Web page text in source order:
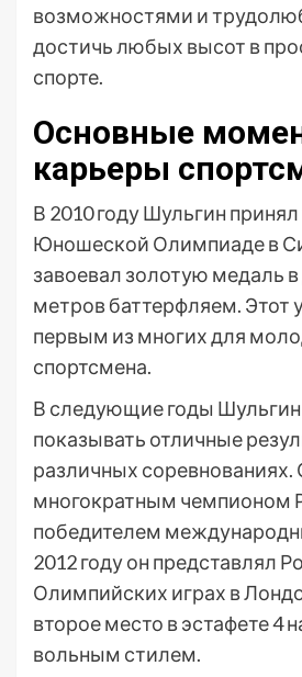
возможностями и
достичь любых высот в
спорте.
Основные
карьеры
В 2010 году Шульгин
Юношеской Олимпиаде в
завоевал золотую медаль
метров баттерфляем. Этот
первым из многих для
спортсмена.
В следующие годы
показывать отличные
различных соревнованиях.
многократным чемпионом
победителем
2012 году он представлял
Олимпийских играх в
второе место в эстафете 4
вольным стилем.